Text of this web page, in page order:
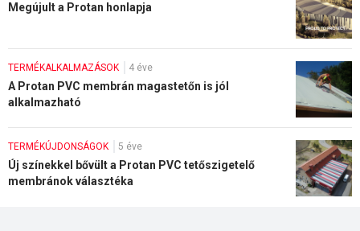
Megújult a Protan honlapja
TERMÉKALKALMAZÁSOK 4 éve
A Protan PVC membrán magastetőn is jól
alkalmazható
TERMÉKÚJDONSÁGOK 5 éve
Új színekkel bővült a Protan PVC tetőszigetelő
membránok választéka